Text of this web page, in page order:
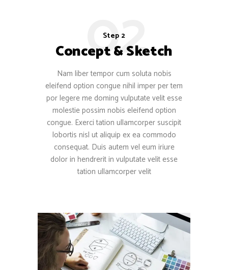
02
Step 2
Concept & Sketch
Nam liber tempor cum soluta nobis
eleifend option congue nihil imper per tem
por legere me doming vulputate velit esse
molestie possim nobis eleifend option
congue. Exerci tation ullamcorper suscipit
lobortis nisl ut aliquip ex ea commodo
consequat. Duis autem vel eum iriure
dolor in hendrerit in vulputate velit esse
tation ullamcorper velit